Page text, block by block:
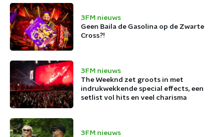
3FM nieuws
Geen Baila de Gasolina op de Zwarte
Cross?!
3FM nieuws
The Weeknd zet groots in met
indrukwekkende special effects, een
setlist vol hits en veel charisma
3FM nieuws